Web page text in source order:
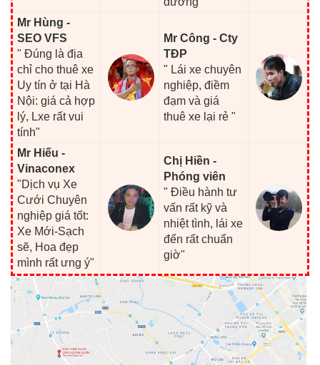
Mr Hùng -
SEO VFS
" Đúng là địa
chỉ cho thuê xe
Uy tín ở tại Hà
Nội: giá cả hợp
lý, Lxe rất vui
tính"
Mr Công - Cty
TĐP
" Lái xe chuyên
nghiệp, điềm
đạm và giá
thuê xe lại rẻ "
Mr Hiếu -
Vinaconex
"Dịch vụ Xe
Cưới Chuyên
nghiệp giá tốt:
Xe Mới-Sạch
sẽ, Hoa đẹp
mình rất ưng ý"
Chị Hiền -
Phóng viên
" Điều hành tư
vấn rất kỹ và
nhiệt tình, lái xe
đến rất chuẩn
giờ"